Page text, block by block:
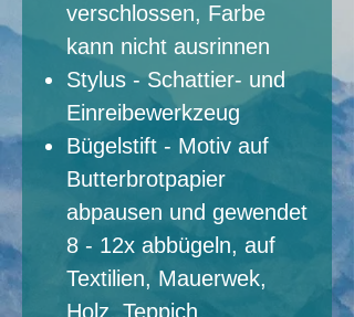
verschlossen, Farbe
kann nicht ausrinnen
Stylus - Schattier- und
Einreibewerkzeug
Bügelstift - Motiv auf
Butterbrotpapier
abpausen und gewendet
8 - 12x abbügeln, auf
Textilien, Mauerwek,
Holz, Teppich,